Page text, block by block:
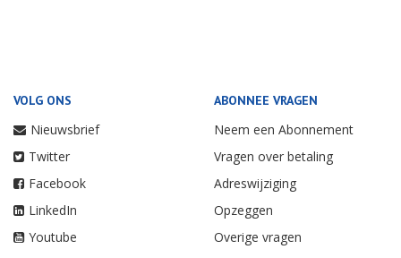
VOLG ONS
Nieuwsbrief
Twitter
Facebook
LinkedIn
Youtube
ABONNEE VRAGEN
Neem een Abonnement
Vragen over betaling
Adreswijziging
Opzeggen
Overige vragen